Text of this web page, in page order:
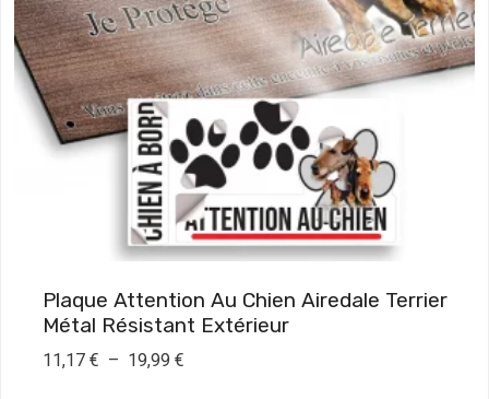
Plaque Attention Au Chien Airedale Terrier
Métal Résistant Extérieur
11,17 € – 19,99 €P